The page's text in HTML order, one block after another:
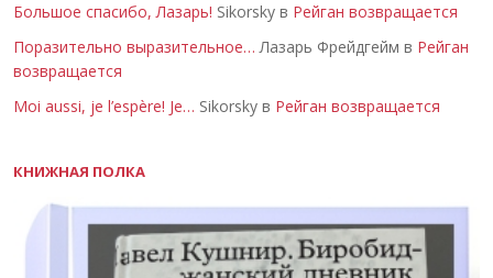
Большое спасибо, Лазарь! Sikorsky в Рейган возвращается
Поразительно выразительное… Лазарь Фрейдгейм в Рейган
возвращается
Moi aussi, je l’espère! Je… Sikorsky в Рейган возвращается
КНИЖНАЯ ПОЛКА